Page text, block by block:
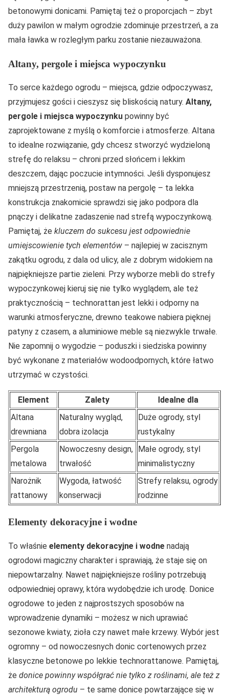
betonowymi donicami. Pamiętaj też o proporcjach – zbyt
duży pawilon w małym ogrodzie zdominuje przestrzeń, a za
mała ławka w rozległym parku zostanie niezauważona.
Altany, pergole i miejsca wypoczynku
To serce każdego ogrodu – miejsca, gdzie odpoczywasz,
przyjmujesz gości i cieszysz się bliskością natury. Altany,
pergole i miejsca wypoczynku powinny być
zaprojektowane z myślą o komforcie i atmosferze. Altana
to idealne rozwiązanie, gdy chcesz stworzyć wydzieloną
strefę do relaksu – chroni przed słońcem i lekkim
deszczem, dając poczucie intymności. Jeśli dysponujesz
mniejszą przestrzenią, postaw na pergolę – ta lekka
konstrukcja znakomicie sprawdzi się jako podpora dla
pnączy i delikatne zadaszenie nad strefą wypoczynkową.
Pamiętaj, że kluczem do sukcesu jest odpowiednie
umiejscowienie tych elementów – najlepiej w zacisznym
zakątku ogrodu, z dala od ulicy, ale z dobrym widokiem na
najpiękniejsze partie zieleni. Przy wyborze mebli do strefy
wypoczynkowej kieruj się nie tylko wyglądem, ale też
praktycznością – technorattan jest lekki i odporny na
warunki atmosferyczne, drewno teakowe nabiera pięknej
patyny z czasem, a aluminiowe meble są niezwykle trwałe.
Nie zapomnij o wygodzie – poduszki i siedziska powinny
być wykonane z materiałów wodoodpornych, które łatwo
utrzymać w czystości.
Element Zalety
Idealne dla
Altana
drewniana
Naturalny wygląd,
dobra izolacja
Duże ogrody, styl
rustykalny
Pergola
metalowa
Nowoczesny design,
trwałość
Małe ogrody, styl
minimalistyczny
Narożnik
rattanowy
Wygoda, łatwość
konserwacji
Strefy relaksu, ogrody
rodzinne
Elementy dekoracyjne i wodne
To właśnie elementy dekoracyjne i wodne nadają
ogrodowi magiczny charakter i sprawiają, że staje się on
niepowtarzalny. Nawet najpiękniejsze rośliny potrzebują
odpowiedniej oprawy, która wydobędzie ich urodę. Donice
ogrodowe to jeden z najprostszych sposobów na
wprowadzenie dynamiki – możesz w nich uprawiać
sezonowe kwiaty, zioła czy nawet małe krzewy. Wybór jest
ogromny – od nowoczesnych donic cortenowych przez
klasyczne betonowe po lekkie technorattanowe. Pamiętaj,
że donice powinny współgrać nie tylko z roślinami, ale też z
architekturą ogrodu – te same donice powtarzające się w